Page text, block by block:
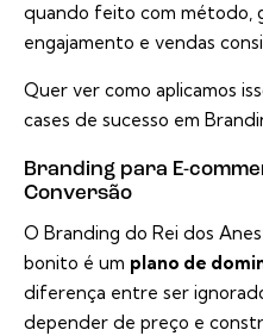
quando feito com método,
engajamento e vendas
Quer ver como aplicamos
cases de sucesso em
Branding para E-
Conversão
O Branding do Rei dos
bonito é um plano de
diferença entre ser
depender de preço e